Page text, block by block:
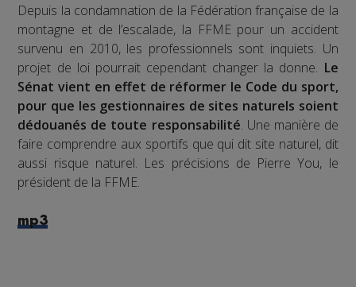
Depuis la condamnation de la Fédération française de la
montagne et de l’escalade, la FFME pour un accident
survenu en 2010, les professionnels sont inquiets. Un
projet de loi pourrait cependant changer la donne. Le
Sénat vient en effet de réformer le Code du sport,
pour que les gestionnaires de sites naturels soient
dédouanés de toute responsabilité. Une manière de
faire comprendre aux sportifs que qui dit site naturel, dit
aussi risque naturel. Les précisions de Pierre You, le
président de la FFME.
mp3